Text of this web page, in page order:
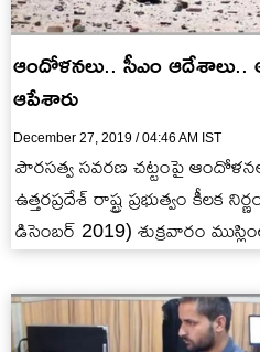
ఆందోళనలు.. సీఎం ఆదేశాలు..
ఆపేశారు
December 27, 2019 / 04:46 AM IST
పౌరసత్వ సవరణ చట్టంపై
ఉత్తరప్రదేశ్ రాష్ట్ర ప్రభుత్వం కీలక
డిసెంబర్ 2019) శుక్రవారం